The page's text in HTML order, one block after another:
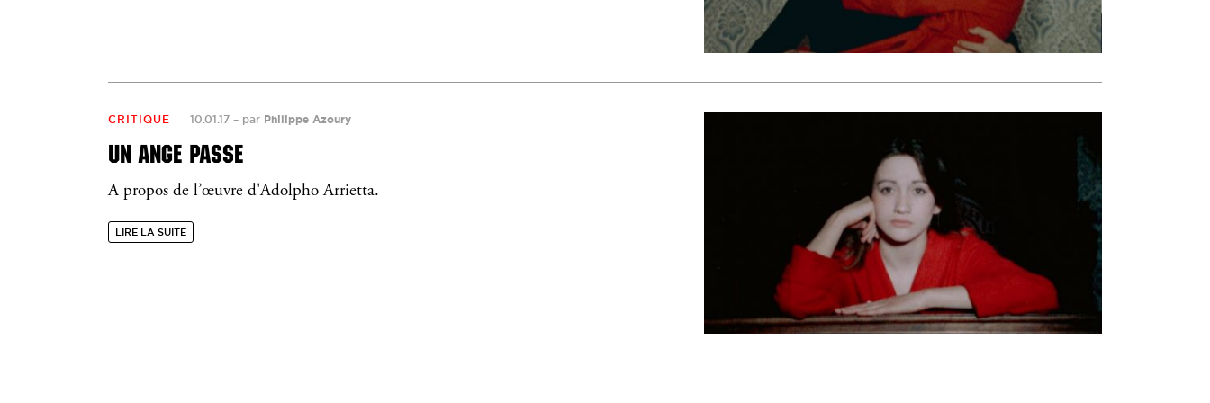
CRITIQUE 10.01.17 – par Philippe Azoury
UN ANGE PASSE
A propos de l’œuvre d'Adolpho Arrietta.
LIRE LA SUITE